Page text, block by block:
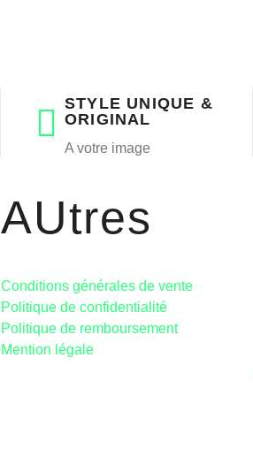
STYLE UNIQUE &
ORIGINAL
A votre image
AUtres
Conditions générales de vente
Politique de confidentialité
Politique de remboursement
Mention légale